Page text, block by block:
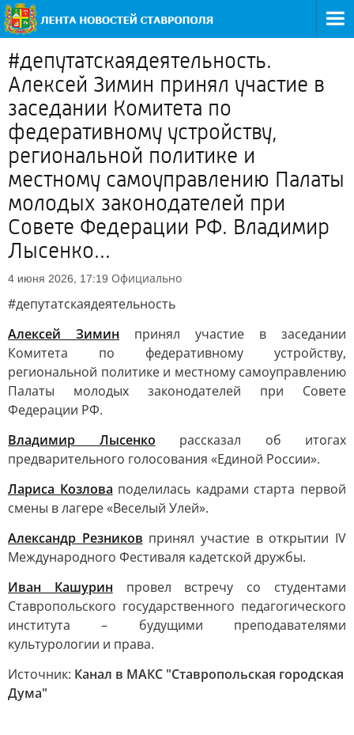
#депутатскаядеятельность.
Алексей Зимин принял участие в
заседании Комитета по
федеративному устройству,
региональной политике и
местному самоуправлению Палаты
молодых законодателей при
Совете Федерации РФ. Владимир
Лысенко...
4 июня 2026, 17:19 Официально
#депутатскаядеятельность
Алексей Зимин принял участие в заседании
Комитета по федеративному устройству,
региональной политике и местному самоуправлению
Палаты молодых законодателей при Совете
Федерации РФ.
Владимир Лысенко рассказал об итогах
предварительного голосования «Единой России».
Лариса Козлова поделилась кадрами старта первой
смены в лагере «Веселый Улей».
Александр Резников принял участие в открытии IV
Международного Фестиваля кадетской дружбы.
Иван Кашурин провел встречу со студентами
Ставропольского государственного педагогического
института – будущими преподавателями
культурологии и права.
Источник: Канал в МАКС "Ставропольская городская
Дума"